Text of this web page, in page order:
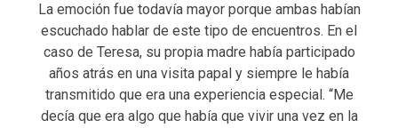
La emoción fue todavía mayor porque ambas habían
escuchado hablar de este tipo de encuentros. En el
caso de Teresa, su propia madre había participado
años atrás en una visita papal y siempre le había
transmitido que era una experiencia especial. “Me
decía que era algo que había que vivir una vez en la